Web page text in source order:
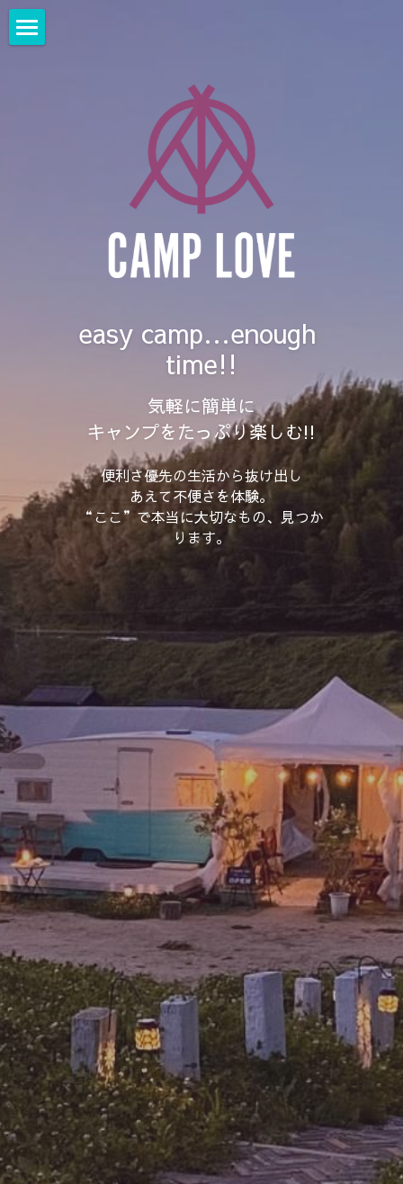
ご予約はコチラ
場内マップ
区画サイト/料金
体験＆設備のご案内
問い合わせ・アクセス
Gallery
常滑観光
easy camp…enough
time!!
気軽に簡単に
キャンプをたっぷり楽しむ!!
便利さ優先の生活から抜け出し
あえて不便さを体験。
“ここ”で本当に大切なもの、見つか
ります。